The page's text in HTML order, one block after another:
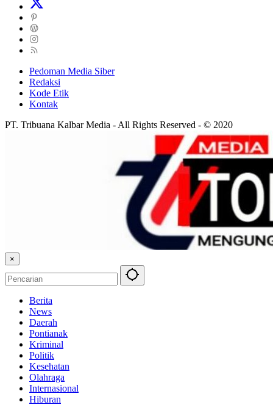
Pedoman Media Siber
Redaksi
Kode Etik
Kontak
PT. Tribuana Kalbar Media - All Rights Reserved - © 2020
×
Berita
News
Daerah
Pontianak
Kriminal
Politik
Kesehatan
Olahraga
Internasional
Hiburan